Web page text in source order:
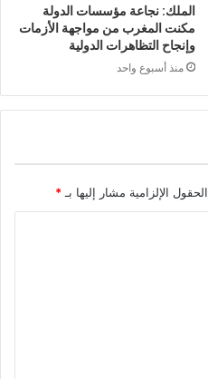
الملك: نجاعة مؤسسات الدولة
مكنت المغرب من مواجهة الأزمات
وإنجاح التظاهرات الدولية
منذ أسبوع واحد
الحقول الإلزامية مشار إليها بـ *